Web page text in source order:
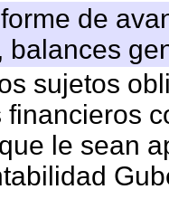
de
balances
sujetos
financieros
le sean